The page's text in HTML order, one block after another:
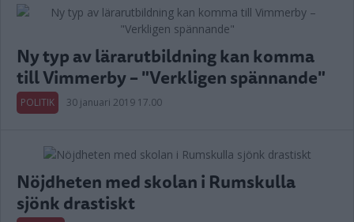
Ny typ av lärarutbildning kan komma
till Vimmerby – "Verkligen spännande"
POLITIK 30 januari 2019 17.00
Nöjdheten med skolan i Rumskulla
sjönk drastiskt